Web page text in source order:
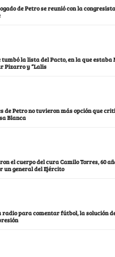
de Petro se reunió con la
tumbó la lista del Pacto, en la que
Pizarro y “Lalis
de Petro no tuvieron más opción que
Blanca
el cuerpo del cura Camilo Torres, 60
un general del Ejército
radio para comentar fútbol, la solución